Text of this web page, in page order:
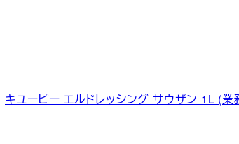
キユーピー エルドレッシング サウザン 1L (業